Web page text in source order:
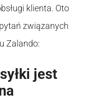
klienta. Oto
związanych
Zalando:
jest